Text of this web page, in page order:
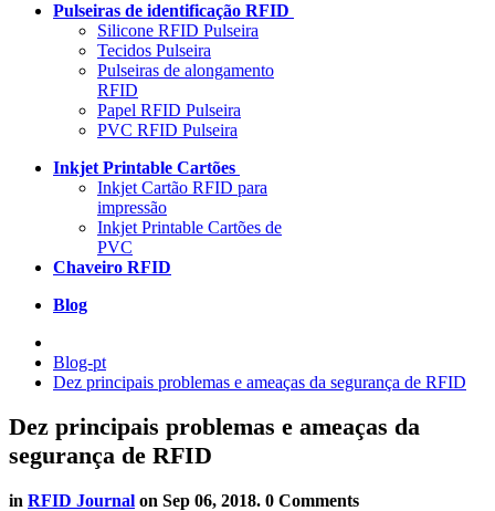
Pulseiras de identificação RFID
Silicone RFID Pulseira
Tecidos Pulseira
Pulseiras de alongamento
RFID
Papel RFID Pulseira
PVC RFID Pulseira
Inkjet Printable Cartões
Inkjet Cartão RFID para
impressão
Inkjet Printable Cartões de
PVC
Chaveiro RFID
Blog
Blog-pt
Dez principais problemas e ameaças da segurança de RFID
Dez principais problemas e ameaças da
segurança de RFID
in RFID Journal on Sep 06, 2018. 0 Comments